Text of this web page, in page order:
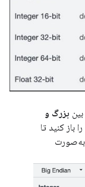
بزرگ و
را باز کنید تا
به‌صورت